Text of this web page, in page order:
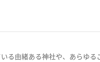
る由緒ある神社や、あらゆ